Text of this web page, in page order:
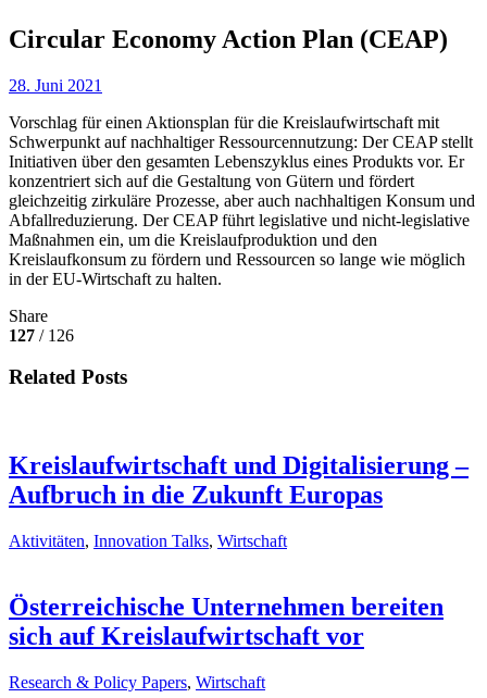
Circular Economy Action Plan (CEAP)
28. Juni 2021
Vorschlag für einen Aktionsplan für die Kreislaufwirtschaft mit
Schwerpunkt auf nachhaltiger Ressourcennutzung: Der CEAP stellt
Initiativen über den gesamten Lebenszyklus eines Produkts vor. Er
konzentriert sich auf die Gestaltung von Gütern und fördert
gleichzeitig zirkuläre Prozesse, aber auch nachhaltigen Konsum und
Abfallreduzierung. Der CEAP führt legislative und nicht-legislative
Maßnahmen ein, um die Kreislaufproduktion und den
Kreislaufkonsum zu fördern und Ressourcen so lange wie möglich
in der EU-Wirtschaft zu halten.
Share
127 / 126
Related Posts
Kreislaufwirtschaft und Digitalisierung –
Aufbruch in die Zukunft Europas
Aktivitäten, Innovation Talks, Wirtschaft
Österreichische Unternehmen bereiten
sich auf Kreislaufwirtschaft vor
Research & Policy Papers, Wirtschaft